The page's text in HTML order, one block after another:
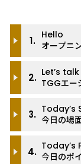
1. Hello
オープニ
2. Let’s
TGGエー
3. Today’s
今日の場
4. Today’s
今日のポ